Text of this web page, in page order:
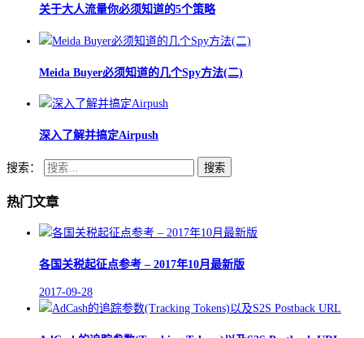
关于大人流量你必须知道的5个策略
Meida Buyer必须知道的几个Spy方法(二)
深入了解并搞定Airpush
搜索：
热门文章
各国关税起征点参考 – 2017年10月最新版
2017-09-28